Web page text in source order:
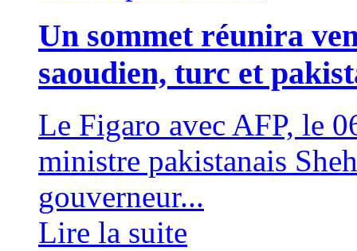
Un sommet réunira
saoudien, turc et
Le Figaro avec AFP,
ministre pakistanais
gouverneur...
Lire la suite